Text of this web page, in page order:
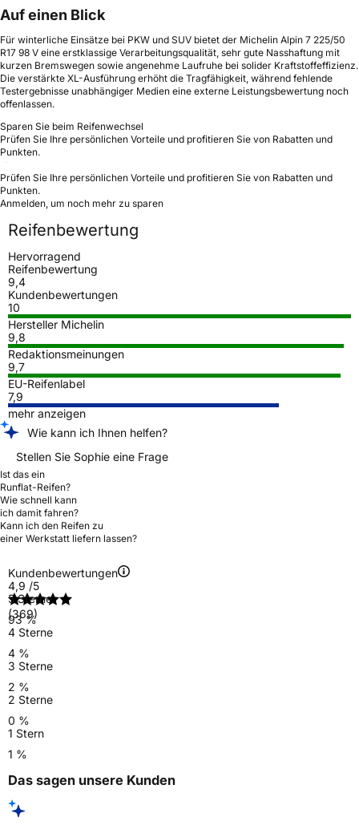
Auf einen Blick
Für winterliche Einsätze bei PKW und SUV bietet der Michelin Alpin 7 225/50
R17 98 V eine erstklassige Verarbeitungsqualität, sehr gute Nasshaftung mit
kurzen Bremswegen sowie angenehme Laufruhe bei solider Kraftstoffeffizienz.
Die verstärkte XL-Ausführung erhöht die Tragfähigkeit, während fehlende
Testergebnisse unabhängiger Medien eine externe Leistungsbewertung noch
offenlassen.
Sparen Sie beim Reifenwechsel
Prüfen Sie Ihre persönlichen Vorteile und profitieren Sie von Rabatten und
Punkten.
Prüfen Sie Ihre persönlichen Vorteile und profitieren Sie von Rabatten und
Punkten.
Anmelden, um noch mehr zu sparen
Reifenbewertung
Hervorragend
Reifenbewertung
9,4
Kundenbewertungen
10
Hersteller Michelin
9,8
Redaktionsmeinungen
9,7
EU-Reifenlabel
7,9
mehr anzeigen
Wie kann ich Ihnen helfen?
Stellen Sie Sophie eine Frage
Ist das ein
Runflat-Reifen?
Wie schnell kann
ich damit fahren?
Kann ich den Reifen zu
einer Werkstatt liefern lassen?
Kundenbewertungen
4,9 /5
(369)
5 Sterne
93 %
4 Sterne
4 %
3 Sterne
2 %
2 Sterne
0 %
1 Stern
1 %
Das sagen unsere Kunden